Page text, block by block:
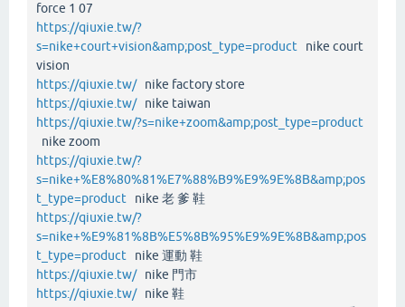
force 1 07
https://qiuxie.tw/?
s=nike+court+vision&amp;post_type=product nike court
vision
https://qiuxie.tw/nike factory store
https://qiuxie.tw/nike taiwan
https://qiuxie.tw/?s=nike+zoom&amp;post_type=product
nike zoom
https://qiuxie.tw/?
s=nike+%E8%80%81%E7%88%B9%E9%9E%8B&amp;pos
t_type=product nike 老 爹 鞋
https://qiuxie.tw/?
s=nike+%E9%81%8B%E5%8B%95%E9%9E%8B&amp;pos
t_type=product nike 運動 鞋
https://qiuxie.tw/nike 門市
https://qiuxie.tw/nike 鞋